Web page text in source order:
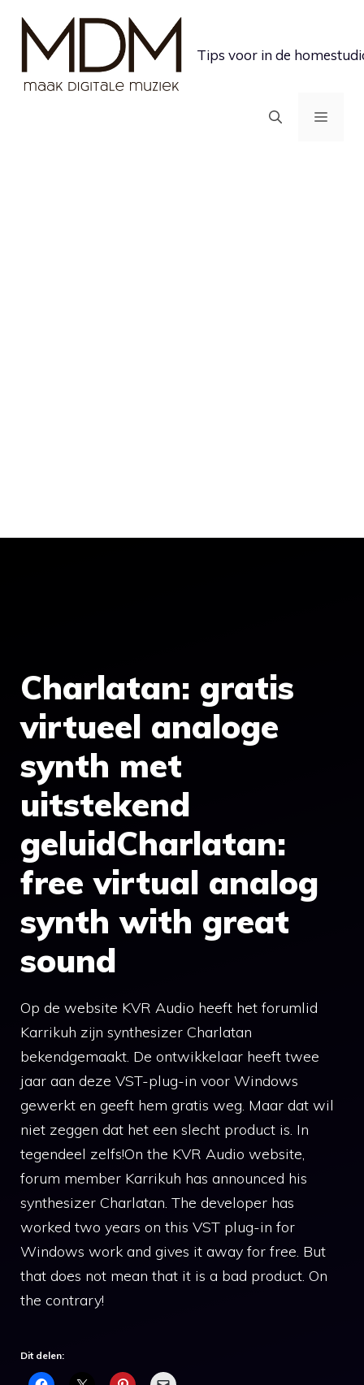
inhoud
Tips voor in de
MENU
Charlatan: gratis
virtueel analoge
synth met
uitstekend
geluidCharlatan:
free virtual analog
synth with great
sound
Op de website KVR Audio heeft het forumlid
Karrikuh zijn synthesizer Charlatan
bekendgemaakt. De ontwikkelaar heeft twee
jaar aan deze VST-plug-in voor Windows
gewerkt en geeft hem gratis weg. Maar dat wil
niet zeggen dat het een slecht product is. In
tegendeel zelfs!On the KVR Audio website,
forum member Karrikuh has announced his
synthesizer Charlatan. The developer has
worked two years on this VST plug-in for
Windows work and gives it away for free. But
that does not mean that it is a bad product. On
the contrary!
Dit delen: